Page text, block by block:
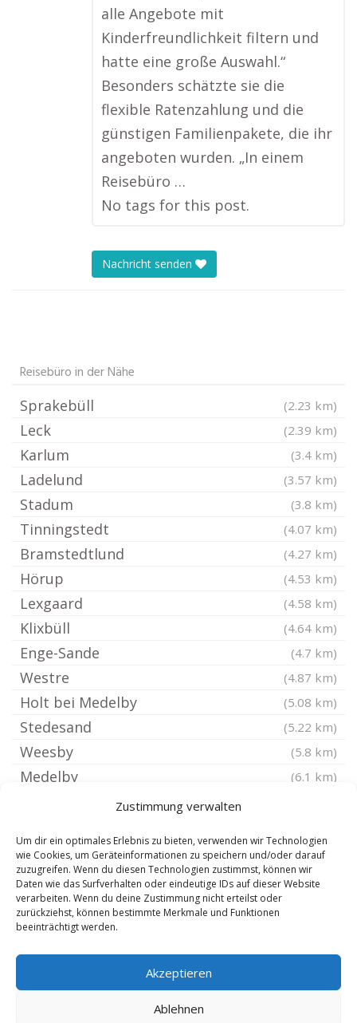
Zustimmung verwalten
Um dir ein optimales Erlebnis zu bieten, verwenden wir Technologien
wie Cookies, um Geräteinformationen zu speichern und/oder darauf
zuzugreifen. Wenn du diesen Technologien zustimmst, können wir
Daten wie das Surfverhalten oder eindeutige IDs auf dieser Website
verarbeiten. Wenn du deine Zustimmung nicht erteilst oder
zurückziehst, können bestimmte Merkmale und Funktionen
beeinträchtigt werden.
Akzeptieren
Ablehnen
alle Angebote mit
Kinderfreundlichkeit filtern und
hatte eine große Auswahl.“
Besonders schätzte sie die
flexible Ratenzahlung und die
günstigen Familienpakete, die ihr
angeboten wurden. „In einem
Reisebüro …
No tags for this post.
Nachricht senden
Reisebüro in der Nähe
Sprakebüll (2.23 km)
Leck (2.39 km)
Karlum (3.4 km)
Ladelund (3.57 km)
Stadum (3.8 km)
Tinningstedt (4.07 km)
Bramstedtlund (4.27 km)
Hörup (4.53 km)
Lexgaard (4.58 km)
Klixbüll (4.64 km)
Enge-Sande (4.7 km)
Westre (4.87 km)
Holt bei Medelby (5.08 km)
Stedesand (5.22 km)
Weesby (5.8 km)
Medelby (6.1 km)
Braderup bei Niebüll
Bargum (6.81 km)
Nordhackstedt (6.81 km)
Böxlund
Bosbüll
Risum-Lindholm
Holm bei Süderlügum